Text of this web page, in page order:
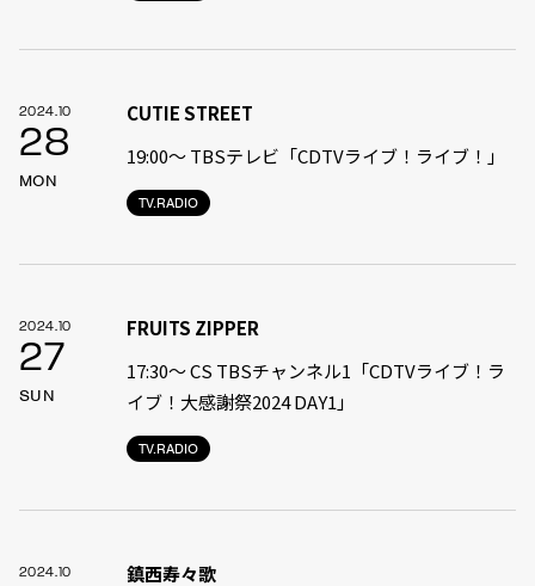
2024.10
28
MON
TV.RADIO
CUTIE STREET
19:00〜 TBSテレビ「CDTVライブ！ライブ！」
2024.10
27
SUN
TV.RADIO
FRUITS ZIPPER
17:30〜 CS TBSチャンネル1「CDTVライブ！ラ
イブ！大感謝祭2024 DAY1」
2024.10
鎮西寿々歌